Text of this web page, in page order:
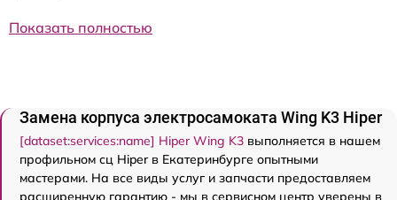
Показать полностью
Замена корпуса электросамоката Wing K3 Hiper
[dataset:services:name] Hiper Wing K3 выполняется в нашем
профильном сц Hiper в Екатеринбурге опытными
мастерами. На все виды услуг и запчасти предоставляем
расширенную гарантию - мы в сервисном центр уверены в